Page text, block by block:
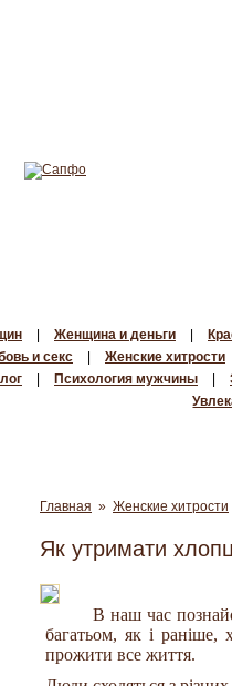
Женщина и деньги
и секс
Женские хитрости
Психология мужчины
Главная » Женские хитрости
Як утримати
В наш час
багатьом, як і
прожити все життя.